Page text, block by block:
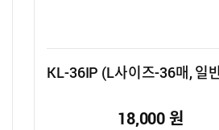
KL-36IP (L사이즈-36매, 일
18,000원